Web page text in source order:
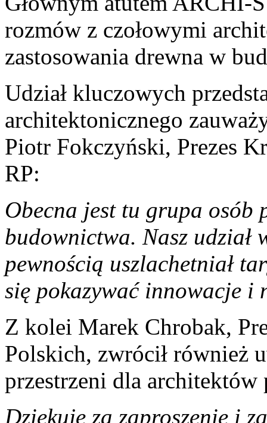
rozmów z czołowymi
zastosowania drewna w
Udział kluczowych
architektonicznego
Piotr Fokczyński, Prezes
RP:
Obecna jest tu grupa osób
budownictwa. Nasz udział
pewnością uszlachetniał
się pokazywać innowacje
Z kolei Marek Chrobak,
Polskich, zwrócił również
przestrzeni dla
Dziękuję za zaproszenie i